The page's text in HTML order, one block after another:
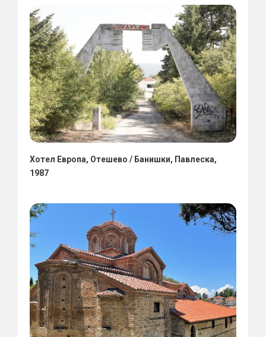
Хотел Европа, Отешево / Банишки, Павлеска,
1987